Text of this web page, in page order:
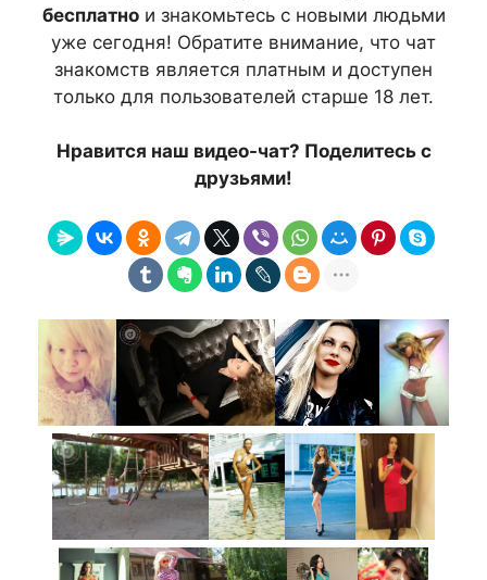
бесплатнои знакомьтесь с новыми людьми
уже сегодня! Обратите внимание, что чат
знакомств является платным и доступен
только для пользователей старше 18 лет.
Нравится наш видео-чат? Поделитесь с
друзьями!